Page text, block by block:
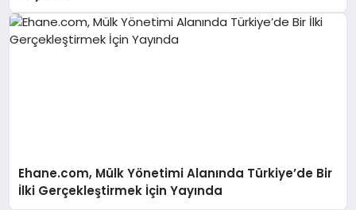
Ehane.com, Mülk Yönetimi Alanında Türkiye’de Bir
İlki Gerçekleştirmek İçin Yayında